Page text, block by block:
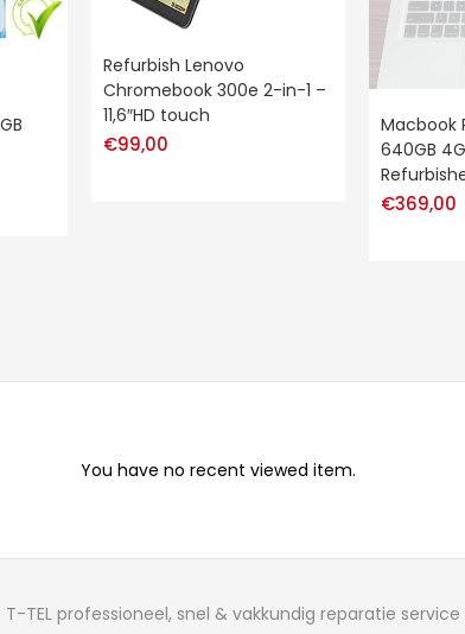
Refurbish Lenovo
Chromebook 300e 2-in-1 –
11,6″HD touch
€99,00
Macbook
640GB
€369,00
You have no recent viewed item.
TEL professioneel, snel & vakkundig reparatie